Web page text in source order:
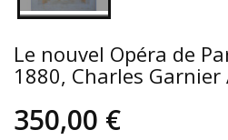
Le nouvel Opéra de
1880, Charles
350,00 €